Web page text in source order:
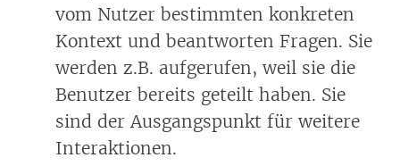
vom Nutzer bestimmten konkreten
Kontext und beantworten Fragen. Sie
werden z.B. aufgerufen, weil sie die
Benutzer bereits geteilt haben. Sie
sind der Ausgangspunkt für weitere
Interaktionen.